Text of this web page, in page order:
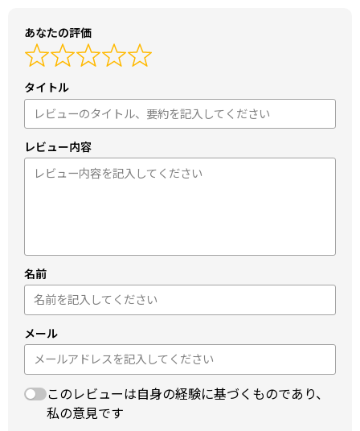
あなたの評価
タイトル
レビュー内容
名前
メール
このレビューは自身の経験に基づくものであり、
私の意見です